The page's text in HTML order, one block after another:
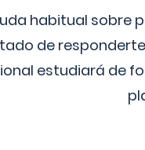
habitual
de
estudiará de